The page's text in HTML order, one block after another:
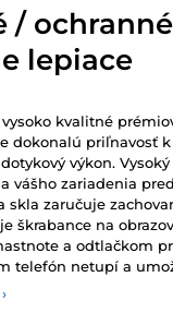
/
lepiace
vysoko kvalitné
dokonalú priľnavosť
dotykový výkon.
vášho zariadenia
skla zaručuje
škrabance na
a odtlačkom
telefón netupí a